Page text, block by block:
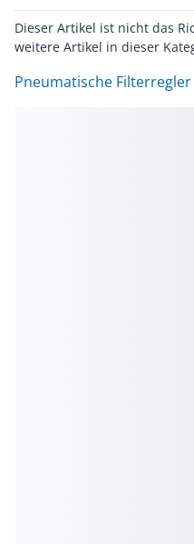
Dieser Artikel ist nicht das
weitere Artikel in dieser
Pneumatische Filterregler